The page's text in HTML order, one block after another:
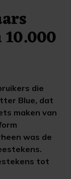
die
Blue, dat
maken van
was de
tot